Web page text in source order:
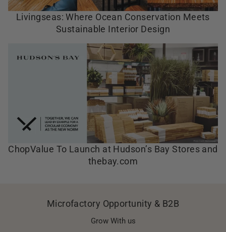
Livingseas: Where Ocean Conservation Meets
Sustainable Interior Design
ChopValue To Launch at Hudson’s Bay Stores and
thebay.com
Microfactory Opportunity & B2B
Grow With us